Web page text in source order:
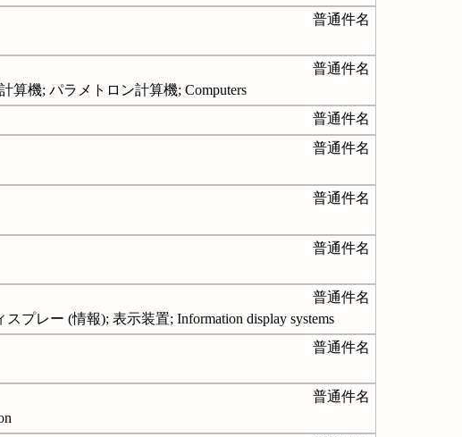
普通件名
普通件名
機; パラメトロン計算機; Computers
普通件名
普通件名
普通件名
普通件名
普通件名
レー (情報); 表示装置; Information display systems
普通件名
普通件名